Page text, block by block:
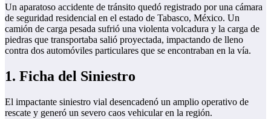
Un aparatoso accidente de tránsito quedó registrado por una cámara
de seguridad residencial en el estado de Tabasco, México. Un
camión de carga pesada sufrió una violenta volcadura y la carga de
piedras que transportaba salió proyectada, impactando de lleno
contra dos automóviles particulares que se encontraban en la vía.
1. Ficha del Siniestro
El impactante siniestro vial desencadenó un amplio operativo de
rescate y generó un severo caos vehicular en la región.